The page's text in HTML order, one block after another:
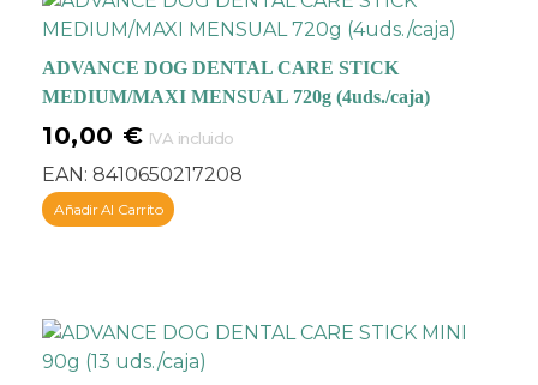
complemento a una
equilibrada, lo que
proporcionará que tu
ADVANCE DOG DENTAL CARE STICK
MEDIUM/MAXI MENSUAL 720g (4uds./caja)
10,00 € IVA incluido
EAN: 8410650217208
Añadir Al Carrito